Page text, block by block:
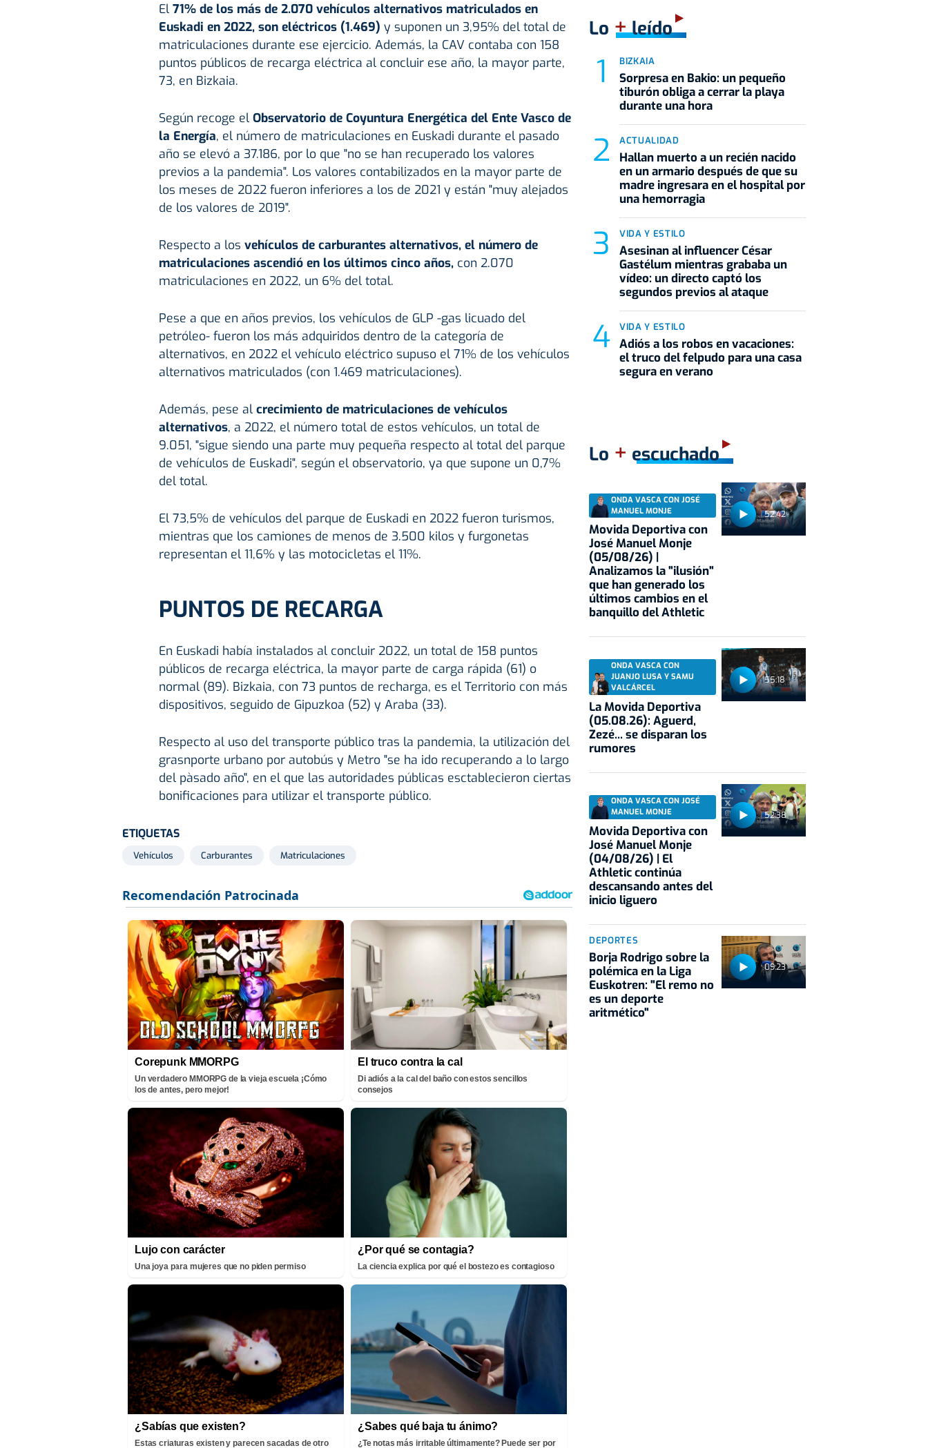
El 71% de los más de 2.070 vehículos alternativos matriculados en
Euskadi en 2022, son eléctricos (1.469) y suponen un 3,95% del total de
matriculaciones durante ese ejercicio. Además, la CAV contaba con 158
puntos públicos de recarga eléctrica al concluir ese año, la mayor parte,
73, en Bizkaia.
Según recoge el Observatorio de Coyuntura Energética del Ente Vasco de
la Energía, el número de matriculaciones en Euskadi durante el pasado
año se elevó a 37.186, por lo que "no se han recuperado los valores
previos a la pandemia". Los valores contabilizados en la mayor parte de
los meses de 2022 fueron inferiores a los de 2021 y están "muy alejados
de los valores de 2019".
Respecto a los vehículos de carburantes alternativos, el número de
matriculaciones ascendió en los últimos cinco años,con 2.070
matriculaciones en 2022, un 6% del total.
Pese a que en años previos, los vehículos de GLP -gas licuado del
petróleo- fueron los más adquiridos dentro de la categoría de
alternativos, en 2022 el vehículo eléctrico supuso el 71% de los vehículos
alternativos matriculados (con 1.469 matriculaciones).
Además, pese al crecimiento de matriculaciones de vehículos
alternativos, a 2022, el número total de estos vehículos, un total de
9.051, "sigue siendo una parte muy pequeña respecto al total del parque
de vehículos de Euskadi", según el observatorio, ya que supone un 0,7%
del total.
El 73,5% de vehículos del parque de Euskadi en 2022 fueron turismos,
mientras que los camiones de menos de 3.500 kilos y furgonetas
representan el 11,6% y las motocicletas el 11%.
PUNTOS DE RECARGA
En Euskadi había instalados al concluir 2022, un total de 158 puntos
públicos de recarga eléctrica, la mayor parte de carga rápida (61) o
normal (89). Bizkaia, con 73 puntos de recharga, es el Territorio con más
dispositivos, seguido de Gipuzkoa (52) y Araba (33).
Respecto al uso del transporte público tras la pandemia, la utilización del
grasnporte urbano por autobús y Metro "se ha ido recuperando a lo largo
del pàsado año", en el que las autoridades públicas esctablecieron ciertas
bonificaciones para utilizar el transporte público.
ETIQUETAS
Vehículos Carburantes Matriculaciones
Corepunk MMORPG
Un verdadero MMORPG de la vieja escuela ¡Cómo
los de antes, pero mejor!
El truco contra la cal
Di adiós a la cal del baño con estos sencillos
consejos
Lujo con carácter
Una joya para mujeres que no piden permiso
¿Por qué se contagia?
La ciencia explica por qué el bostezo es contagioso
¿Sabías que existen?
Estas criaturas existen y parecen sacadas de otro
¿Sabes qué baja tu ánimo?
¿Te notas más irritable últimamente? Puede ser por
Lo +leído
BIZKAIA
Sorpresa en Bakio: un pequeño
tiburón obliga a cerrar la playa
durante una hora
ACTUALIDAD
Hallan muerto a un recién nacido
en un armario después de que su
madre ingresara en el hospital por
una hemorragia
VIDA Y ESTILO
Asesinan al influencer César
Gastélum mientras grababa un
vídeo: un directo captó los
segundos previos al ataque
VIDA Y ESTILO
Adiós a los robos en vacaciones:
el truco del felpudo para una casa
segura en verano
Lo + escuchado
52:42
ONDA VASCA CON JOSÉ
MANUEL MONJE
Movida Deportiva con
José Manuel Monje
(05/08/26) |
Analizamos la "ilusión"
que han generado los
últimos cambios en el
banquillo del Athletic
55:18
ONDA VASCA CON
JUANJO LUSA Y SAMU
VALCÁRCEL
La Movida Deportiva
(05.08.26): Aguerd,
Zezé... se disparan los
rumores
52:38
ONDA VASCA CON JOSÉ
MANUEL MONJE
Movida Deportiva con
José Manuel Monje
(04/08/26) | El
Athletic continúa
descansando antes del
inicio liguero
09:23
DEPORTES
Borja Rodrigo sobre la
polémica en la Liga
Euskotren: "El remo no
es un deporte
aritmético"